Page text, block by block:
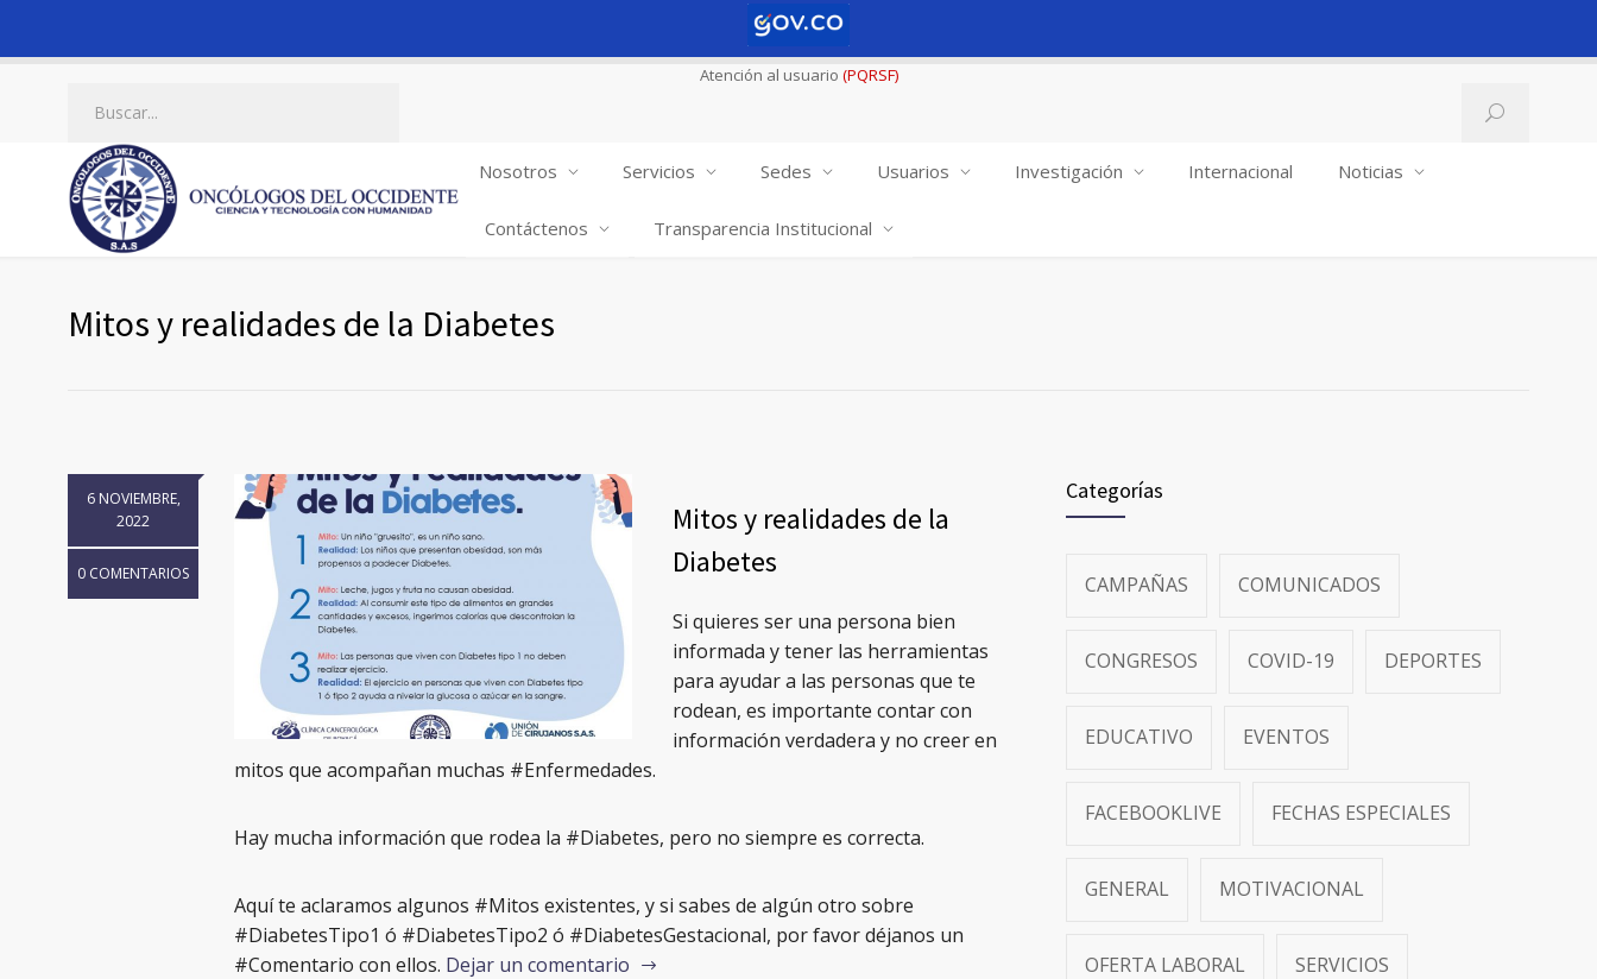
Atención al usuario (PQRSF)
Nosotros Servicios Sedes Usuarios Investigación Internacional Noticias
Contáctenos Transparencia Institucional
Mitos y realidades de la Diabetes
6 NOVIEMBRE,
2022
0 COMENTARIOS
Mitos y realidades de la
Diabetes
Si quieres ser una persona bien
informada y tener las herramientas
para ayudar a las personas que te
rodean, es importante contar con
información verdadera y no creer en
mitos que acompañan muchas #Enfermedades.
Hay mucha información que rodea la #Diabetes, pero no siempre es correcta.
Aquí te aclaramos algunos #Mitos existentes, y si sabes de algún otro sobre
#DiabetesTipo1 ó #DiabetesTipo2 ó #DiabetesGestacional, por favor déjanos un
#Comentario con ellos. Dejar un comentario
Categorías
CAMPAÑAS COMUNICADOS
CONGRESOS COVID-19 DEPORTES
EDUCATIVO EVENTOS
FACEBOOKLIVE FECHAS ESPECIALES
GENERAL MOTIVACIONAL
OFERTA LABORAL SERVICIOS